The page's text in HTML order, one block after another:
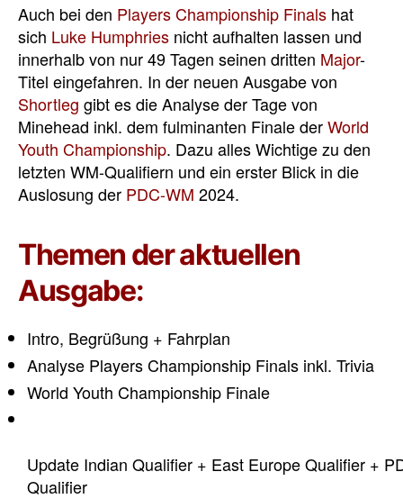
Auch bei den Players Championship Finals hat
sich Luke Humphries nicht aufhalten lassen und
innerhalb von nur 49 Tagen seinen dritten Major-
Titel eingefahren. In der neuen Ausgabe von
Shortleg gibt es die Analyse der Tage von
Minehead inkl. dem fulminanten Finale derWorld
Youth Championship. Dazu alles Wichtige zu den
letzten WM-Qualifiern und ein erster Blick in die
Auslosung der PDC-WM 2024.
Themen der aktuellen
Ausgabe:
Intro, Begrüßung + Fahrplan
Analyse Players Championship Finals inkl. Trivia
World Youth Championship Finale
Update Indian Qualifier + East Europe Qualifier +
Qualifier